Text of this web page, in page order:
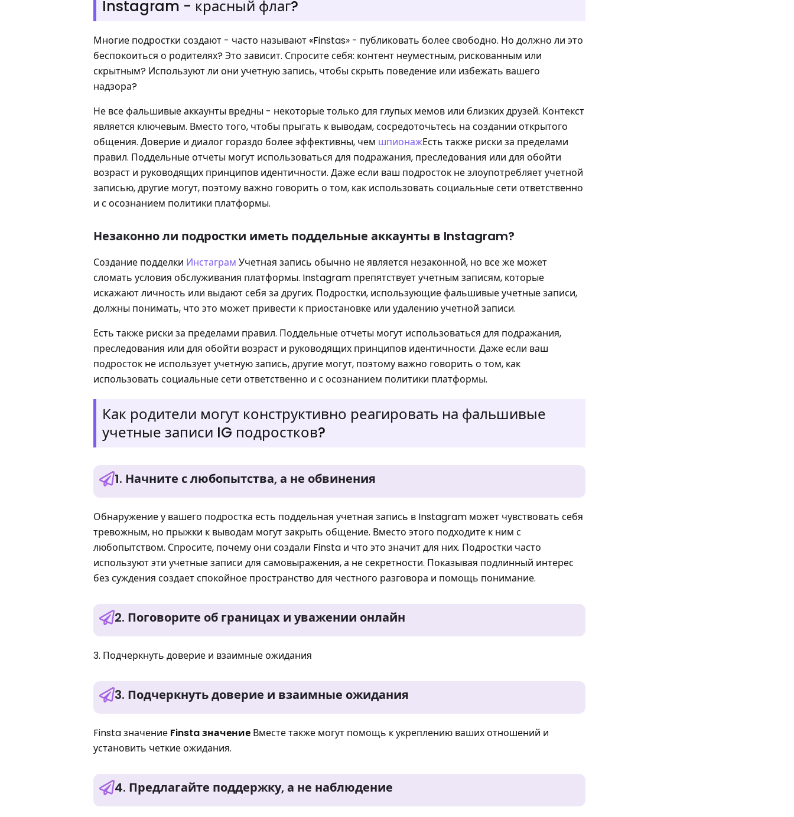
Instagram - красный флаг?
Многие подростки создают - часто называют «Finstas» - публиковать более свободно. Но должно ли это
беспокоиться о родителях? Это зависит. Спросите себя: контент неуместным, рискованным или
скрытным? Используют ли они учетную запись, чтобы скрыть поведение или избежать вашего
надзора?
Не все фальшивые аккаунты вредны - некоторые только для глупых мемов или близких друзей. Контекст
является ключевым. Вместо того, чтобы прыгать к выводам, сосредоточьтесь на создании открытого
общения. Доверие и диалог гораздо более эффективны, чем шпионажЕсть также риски за пределами
правил. Поддельные отчеты могут использоваться для подражания, преследования или для обойти
возраст и руководящих принципов идентичности. Даже если ваш подросток не злоупотребляет учетной
записью, другие могут, поэтому важно говорить о том, как использовать социальные сети ответственно
и с осознанием политики платформы.
Незаконно ли подростки иметь поддельные аккаунты в Instagram?
Создание подделки Инстаграм Учетная запись обычно не является незаконной, но все же может
сломать условия обслуживания платформы. Instagram препятствует учетным записям, которые
искажают личность или выдают себя за других. Подростки, использующие фальшивые учетные записи,
должны понимать, что это может привести к приостановке или удалению учетной записи.
Есть также риски за пределами правил. Поддельные отчеты могут использоваться для подражания,
преследования или для обойти возраст и руководящих принципов идентичности. Даже если ваш
подросток не использует учетную запись, другие могут, поэтому важно говорить о том, как
использовать социальные сети ответственно и с осознанием политики платформы.
Как родители могут конструктивно реагировать на фальшивые
учетные записи IG подростков?
1. Начните с любопытства, а не обвинения
Обнаружение у вашего подростка есть поддельная учетная запись в Instagram может чувствовать себя
тревожным, но прыжки к выводам могут закрыть общение. Вместо этого подходите к ним с
любопытством. Спросите, почему они создали Finsta и что это значит для них. Подростки часто
используют эти учетные записи для самовыражения, а не секретности. Показывая подлинный интерес
без суждения создает спокойное пространство для честного разговора и помощь понимание.
2. Поговорите об границах и уважении онлайн
3. Подчеркнуть доверие и взаимные ожидания
3. Подчеркнуть доверие и взаимные ожидания
Finsta значение Finsta значение Вместе также могут помощь к укреплению ваших отношений и
установить четкие ожидания.
4. Предлагайте поддержку, а не наблюдение